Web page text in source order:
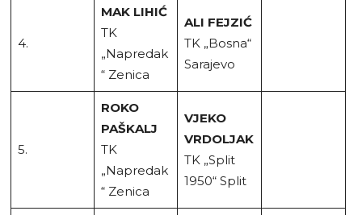
4.
MAK LIHIĆ
TK
„Napredak
“ Zenica
ALI FEJZIĆ
TK „Bosna“
Sarajevo
5.
ROKO
PAŠKALJ
TK
„Napredak
“ Zenica
VJEKO
VRDOLJAK
TK „Split
1950“ Split